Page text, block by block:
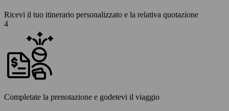
Ricevi il tuo itinerario personalizzato e la relativa quotazione
4
Completate la prenotazione e godetevi il viaggio